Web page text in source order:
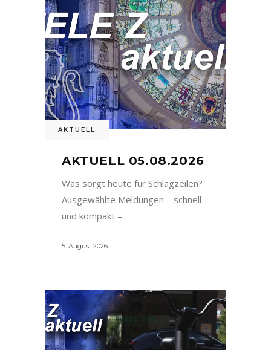
AKTUELL
AKTUELL 05.08.2026
Was sorgt heute für Schlagzeilen?
Ausgewählte Meldungen – schnell
und kompakt –
5. August 2026